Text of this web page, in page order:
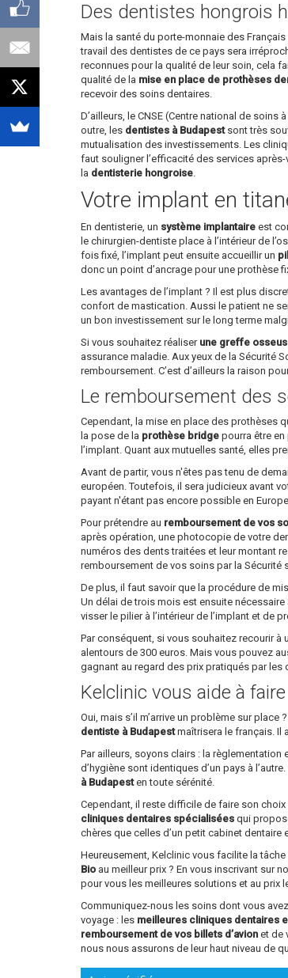
Des dentistes hongrois
Mais la santé du porte-monnaie des
travail des dentistes de ce pays sera
reconnues pour la qualité de leur soin, cela
qualité de la mise en place de prothèses
recevoir des soins dentaires.
D’ailleurs, le CNSE (Centre national de
outre, les dentistes à Budapestsont très
mutualisation des investissements. Les
faut souligner l’efficacité des services
la dentisterie hongroise.
Votre implant en
En dentisterie, un système implantaire est
le chirurgien-dentiste place à l’intérieur de
fois fixé, l’implant peut ensuite accueillir un
donc un point d’ancrage pour une prothèse
Les avantages de l’implant ? Il est plus
confort de mastication. Aussi le patient ne
un bon investissement sur le long terme
Si vous souhaitez réaliser une greffe
assurance maladie. Aux yeux de la Sécurité
remboursement. C’est d’ailleurs la raison
Le remboursement des
Cependant, la mise en place des prothèses
la pose de la prothèse bridge pourra être
l’implant. Quant aux mutuelles santé, elles
Avant de partir, vous n'êtes pas tenu de
européen. Toutefois, il sera judicieux avant
payant n'étant pas encore possible en
Pour prétendre au remboursement de vos
après opération, une photocopie de votre
numéros des dents traitées et leur montant
remboursement de vos soins par la Sécurité
De plus, il faut savoir que la procédure de
Un délai de trois mois est ensuite
visser le pilier à l’intérieur de l’implant et de
Par conséquent, si vous souhaitez recourir à
alentours de 300 euros. Mais vous pouvez
gagnant au regard des prix pratiqués par
Kelclinic vous aide à
Oui, mais s’il m’arrive un problème sur
dentiste à Budapestmaîtrisera le français. Il
Par ailleurs, soyons clairs : la
d’hygiène sont identiques d’un pays à
à Budapesten toute sérénité.
Cependant, il reste difficile de faire son
cliniques dentaires spécialisées qui
chères que celles d’un petit cabinet
Heureusement, Kelclinic vous facilite la
Bio au meilleur prix ? En vous inscrivant sur
pour vous les meilleures solutions et au prix
Communiquez-nous les soins dont vous
voyage : les meilleures cliniques dentaires
remboursement de vos billets d’avion et de
nous nous assurons de leur haut niveau de